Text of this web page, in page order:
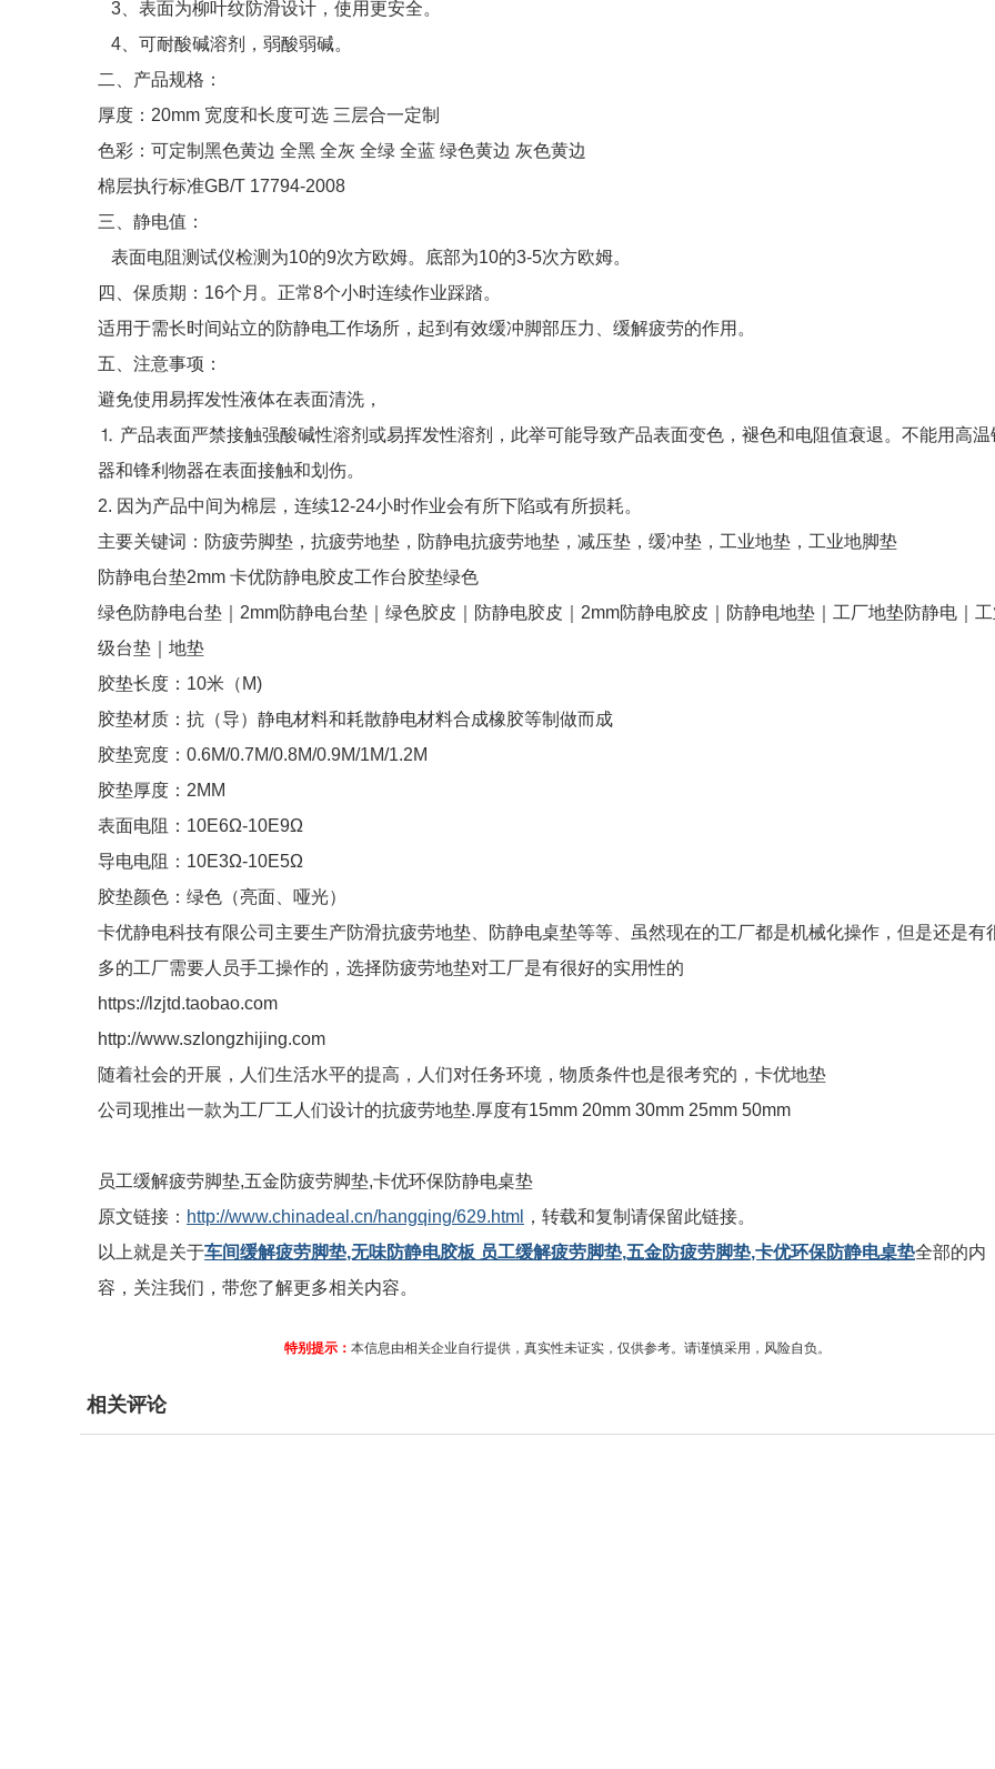
3、表面为柳叶纹防滑设计，使用更安全。
4、可耐酸碱溶剂，弱酸弱碱。
二、产品规格：
厚度：20mm 宽度和长度可选 三层合一定制
色彩：可定制黑色黄边 全黑 全灰 全绿 全蓝 绿色黄边 灰色黄边
棉层执行标准GB/T 17794-2008
三、静电值：
表面电阻测试仪检测为10的9次方欧姆。底部为10的3-5次方欧姆。
四、保质期：16个月。正常8个小时连续作业踩踏。
适用于需长时间站立的防静电工作场所，起到有效缓冲脚部压力、缓解疲劳的作用。
五、注意事项：
避免使用易挥发性液体在表面清洗，
⒈ 产品表面严禁接触强酸碱性溶剂或易挥发性溶剂，此举可能导致产品表面变色，褪色和电阻值衰退。不能用高温
器和锋利物器在表面接触和划伤。
2. 因为产品中间为棉层，连续12-24小时作业会有所下陷或有所损耗。
主要关键词：防疲劳脚垫，抗疲劳地垫，防静电抗疲劳地垫，减压垫，缓冲垫，工业地垫，工业地脚垫
防静电台垫2mm 卡优防静电胶皮工作台胶垫绿色
绿色防静电台垫｜2mm防静电台垫｜绿色胶皮｜防静电胶皮｜2mm防静电胶皮｜防静电地垫｜工厂地垫防静电｜
级台垫｜地垫
胶垫长度：10米（M)
胶垫材质：抗（导）静电材料和耗散静电材料合成橡胶等制做而成
胶垫宽度：0.6M/0.7M/0.8M/0.9M/1M/1.2M
胶垫厚度：2MM
表面电阻：10E6Ω-10E9Ω
导电电阻：10E3Ω-10E5Ω
胶垫颜色：绿色（亮面、哑光）
卡优静电科技有限公司主要生产防滑抗疲劳地垫、防静电桌垫等等、虽然现在的工厂都是机械化操作，但是还是有
多的工厂需要人员手工操作的，选择防疲劳地垫对工厂是有很好的实用性的
https://lzjtd.taobao.com
http://www.szlongzhijing.com
随着社会的开展，人们生活水平的提高，人们对任务环境，物质条件也是很考究的，卡优地垫
公司现推出一款为工厂工人们设计的抗疲劳地垫.厚度有15mm 20mm 30mm 25mm 50mm
员工缓解疲劳脚垫,五金防疲劳脚垫,卡优环保防静电桌垫
原文链接： http://www.chinadeal.cn/hangqing/629.html
，转载和复制请保留此链接。
以上就是关于车间缓解疲劳脚垫,无味防静电胶板 员工缓解疲劳脚垫,五金防疲劳脚垫,卡优环保防静电桌垫全部的内
容，关注我们，带您了解更多相关内容。
特别提示： 本信息由相关企业自行提供，真实性未证实，仅供参考。请谨慎采用，风险自负。
相关评论